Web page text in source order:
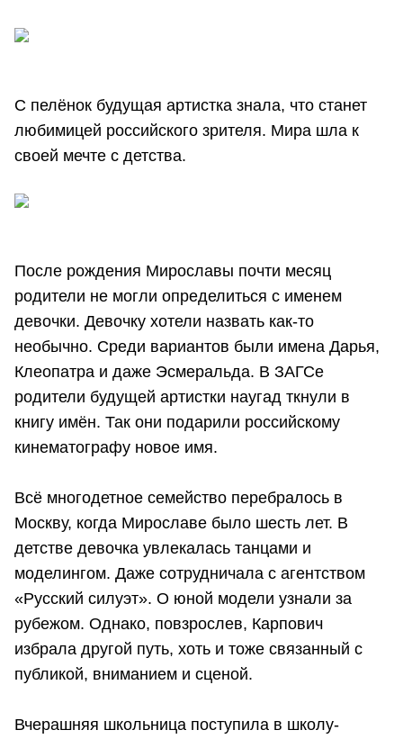
С пелёнок будущая артистка знала, что станет
любимицей российского зрителя. Мира шла к
своей мечте с детства.
После рождения Мирославы почти месяц
родители не могли определиться с именем
девочки. Девочку хотели назвать как-то
необычно. Среди вариантов были имена Дарья,
Клеопатра и даже Эсмеральда. В ЗАГСе
родители будущей артистки наугад ткнули в
книгу имён. Так они подарили российскому
кинематографу новое имя.
Всё многодетное семейство перебралось в
Москву, когда Мирославе было шесть лет. В
детстве девочка увлекалась танцами и
моделингом. Даже сотрудничала с агентством
«Русский силуэт». О юной модели узнали за
рубежом. Однако, повзрослев, Карпович
избрала другой путь, хоть и тоже связанный с
публикой, вниманием и сценой.
Вчерашняя школьница поступила в школу-